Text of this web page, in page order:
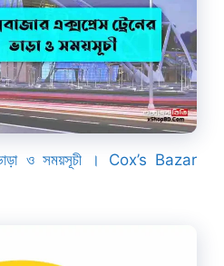
ভাড়া ও সময়সূচী । Cox’s Bazar